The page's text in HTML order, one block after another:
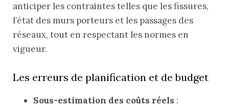
anticiper les contraintes telles que les fissures,
l’état des murs porteurs et les passages des
réseaux, tout en respectant les normes en
vigueur.
Les erreurs de planification et de budget
Sous-estimation des coûts réels :